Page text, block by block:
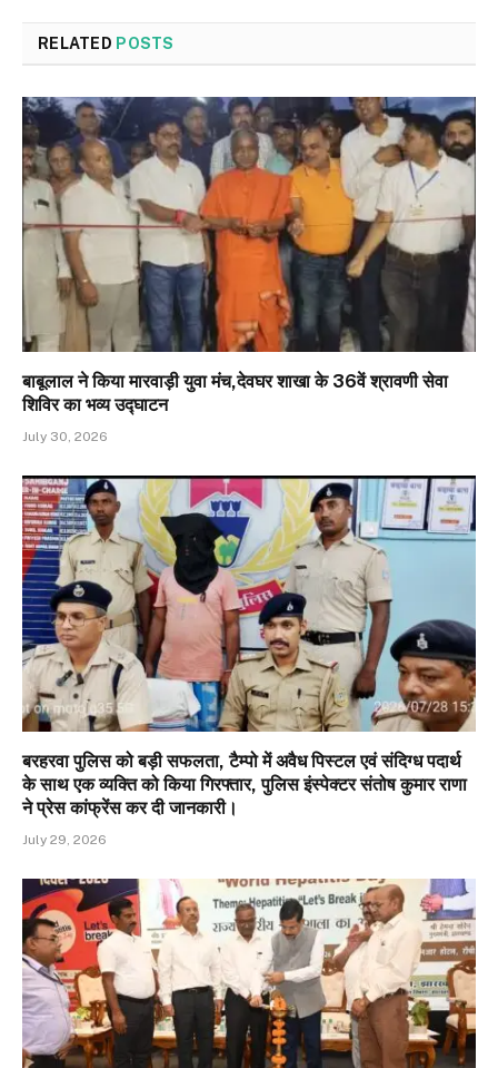
RELATED POSTS
बाबूलाल ने किया मारवाड़ी युवा मंच,देवघर शाखा के 36वें श्रावणी सेवा
शिविर का भव्य उद्घाटन
July 30, 2026
बरहरवा पुलिस को बड़ी सफलता, टैम्पो में अवैध पिस्टल एवं संदिग्ध पदार्थ
के साथ एक व्यक्ति को किया गिरफ्तार, पुलिस इंस्पेक्टर संतोष कुमार राणा
ने प्रेस कांफ्रेंस कर दी जानकारी।
July 29, 2026